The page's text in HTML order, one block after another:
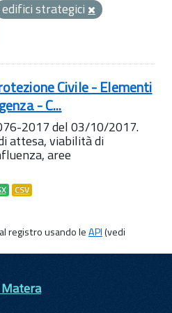
edifici strategici
Civile - Elementi
- C...
2017 del 03/10/2017.
attesa, viabilità di
aree
CSV
registro usando leAPI(vedi